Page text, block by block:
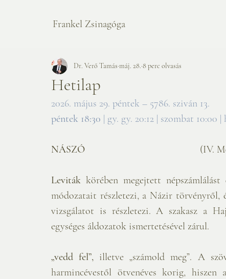
Frankel Zsinagóga
Hetilap
Dr. Verő Tamás máj. 28. 8 perc olvasás
2026. május 29. péntek – 5786. sziván 13.
péntek 18:30 | gy. gy. 20:12 | szombat 10:00 |
NÁSZÓ (IV.
Leviták körében megejtett
módozatait részletezi, a Názir törvényről,
vizsgálatot is részletezi. A szakasz a
egységes áldozatok ismertetésével zárul.
„vedd fel”, illetve „számold meg”. A
harmincévestől ötvenéves korig,